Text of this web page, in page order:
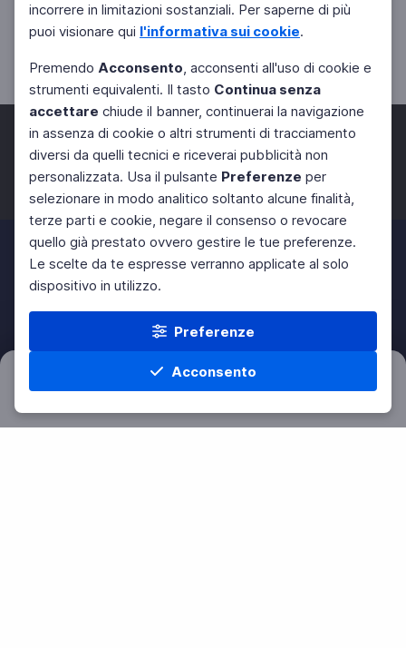
incorrere in limitazioni sostanziali. Per saperne di più
puoi visionare qui l'informativa sui cookie.
Premendo Acconsento, acconsenti all'uso di cookie e
strumenti equivalenti. Il tasto Continua senza
accettare chiude il banner, continuerai la navigazione
in assenza di cookie o altri strumenti di tracciamento
diversi da quelli tecnici e riceverai pubblicità non
personalizzata. Usa il pulsante Preferenze per
selezionare in modo analitico soltanto alcune finalità,
terze parti e cookie, negare il consenso o revocare
quello già prestato ovvero gestire le tue preferenze.
Le scelte da te espresse verranno applicate al solo
dispositivo in utilizzo.
Preferenze
Acconsento
Home Materie Cerca Menu
Filtri Azzera
Facebook Twitter Instagram